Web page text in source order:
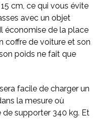
cm, ce qui vous évite
avec un objet
économise de la place
coffre de voiture et son
poids ne fait que
facile de charger un
la mesure où
supporter 340 kg. Et